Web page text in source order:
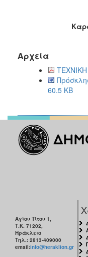
Αρχεία
60.5 KB
Αγίου Τίτου 1,
Τ.Κ. 71202,
Ηράκλειο
Τηλ.: 2813-409000
email:info@heraklion.gr